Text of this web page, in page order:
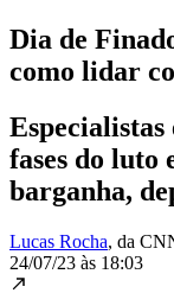
Dia de
como lidar
fases do luto
barganha,
Lucas Rocha, da
24/07/23 às 18:03